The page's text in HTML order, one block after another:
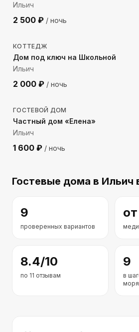
Ильич
2 500 ₽ / ночь
221м до моря
КОТТЕДЖ
Дом под ключ на Школьной
Ильич
2 000 ₽ / ночь
281 м до моря
ГОСТЕВОЙ ДОМ
Частный дом «Елена»
Ильич
1 600 ₽ / ночь
Гостевые дома в Ильич
9
проверенных вариантов
от
8.4/10
по 11 отзывам
9
в
моря